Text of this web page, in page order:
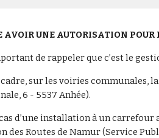
AVOIR UNE AUTORISATION POUR
de rappeler que c’est le
cadre, sur les voiries communales,
6 - 5537 Anhée).
d’une installation à un
des Routes de Namur (Service